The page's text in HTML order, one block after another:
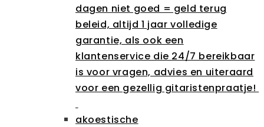
dagen niet goed = geld terug
beleid, altijd 1 jaar volledige
garantie, als ook een
klantenservice die 24/7 bereikbaar
is voor vragen, advies en uiteraard
voor een gezellig gitaristenpraatje!
akoestische